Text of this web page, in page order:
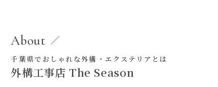
About
千葉県でおしゃれな外構・エクステリアとは
外構工事店 The Season